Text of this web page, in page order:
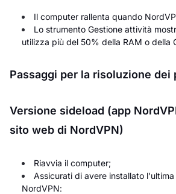
Il computer rallenta quando
Lo strumento Gestione attività
utilizza più del 50% della RAM o della
Passaggi per la risoluzione dei
Versione sideload (app
sito web di NordVPN)
Riavvia il computer;
Assicurati di avere installato
NordVPN: